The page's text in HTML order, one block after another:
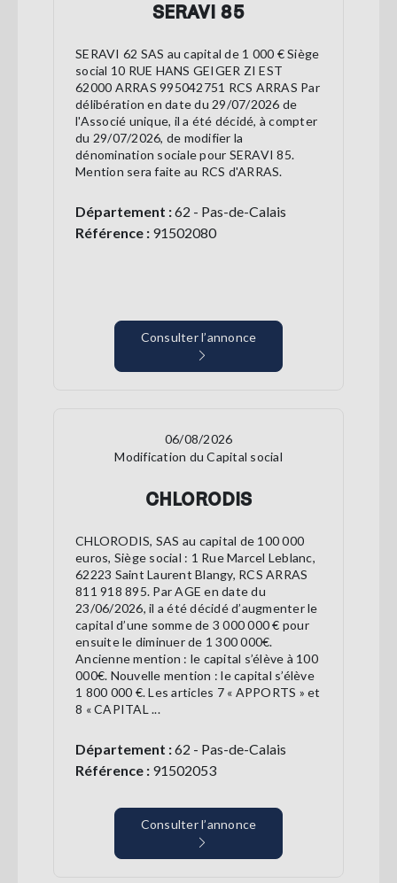
SERAVI 85
SERAVI 62 SAS au capital de 1 000 € Siège
social 10 RUE HANS GEIGER ZI EST
62000 ARRAS 995042751 RCS ARRAS Par
délibération en date du 29/07/2026 de
l'Associé unique, il a été décidé, à compter
du 29/07/2026, de modifier la
dénomination sociale pour SERAVI 85.
Mention sera faite au RCS d'ARRAS.
Département :62 - Pas-de-Calais
Référence : 91502080
Consulter l’annonce
06/08/2026
Modification du Capital social
CHLORODIS
CHLORODIS, SAS au capital de 100 000
euros, Siège social : 1 Rue Marcel Leblanc,
62223 Saint Laurent Blangy, RCS ARRAS
811 918 895. Par AGE en date du
23/06/2026, il a été décidé d’augmenter le
capital d’une somme de 3 000 000 € pour
ensuite le diminuer de 1 300 000€.
Ancienne mention : le capital s’élève à 100
000€. Nouvelle mention : le capital s’élève
1 800 000 €. Les articles 7 « APPORTS » et
8 « CAPITAL ...
Département :62 - Pas-de-Calais
Référence : 91502053
Consulter l’annonce